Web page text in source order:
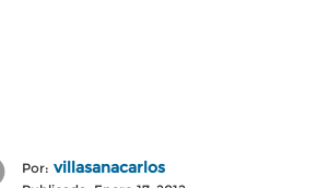
Por: villasanacarlos